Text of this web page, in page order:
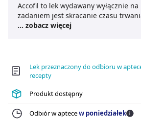
Accofil to lek wydawany wyłącznie na
zadaniem jest skracanie czasu
redukowania częstości występowania
cytotoksycznymi, a także poddanych
mieloablacyjnemu przed
... zobacz więcej
Lek przeznaczony do odbioru w
recepty
Produkt dostępny
Odbiór w aptecew poniedziałek